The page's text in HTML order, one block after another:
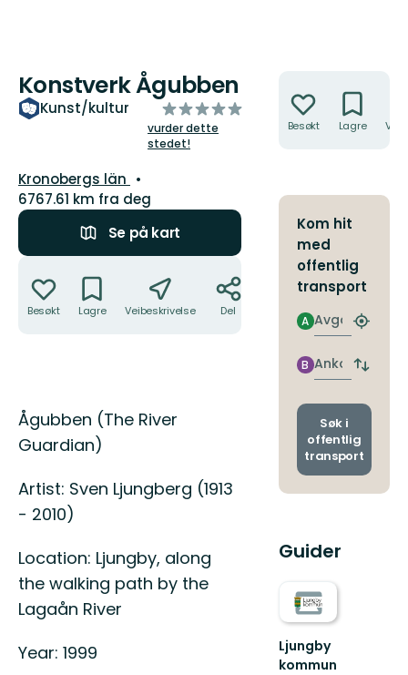
Konstverk Ågubben
Kunst/kultur
av
5
stjerner
vurder dette
stedet!
Fylke:
Kronobergs län
6767.61 km fra deg
Se på kart
Besøkt Lagre Veibeskrivelse Del
Beskrivelse
Ågubben (The River
Guardian)
Artist: Sven Ljungberg (1913
- 2010)
Location: Ljungby, along
the walking path by the
Lagaån River
Year: 1999
Besøkt Lagre
Kom hit
med
offentlig
transport
Avgang
A
Finn
Ankomst
B
Bytt
og
Søk i
offentlig
transport
Guider
Ljungby
kommun